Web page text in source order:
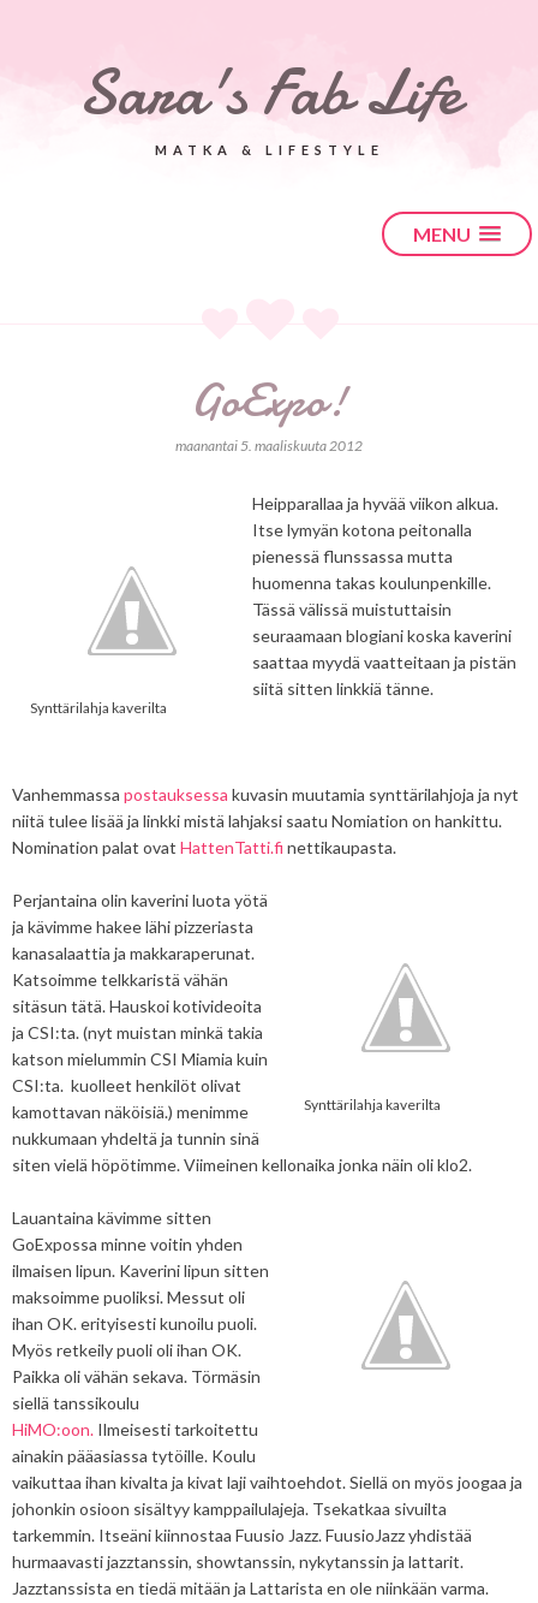
Sara's Fab Life
MATKA & LIFESTYLE
MENU
GoExpo!
maanantai 5. maaliskuuta 2012
Synttärilahja kaverilta
Heipparallaa ja hyvää viikon alkua.
Itse lymyän kotona peitonalla
pienessä flunssassa mutta
huomenna takas koulunpenkille.
Tässä välissä muistuttaisin
seuraamaan blogiani koska kaverini
saattaa myydä vaatteitaan ja pistän
siitä sitten linkkiä tänne.
Vanhemmassa postauksessa kuvasin muutamia synttärilahjoja ja nyt
niitä tulee lisää ja linkki mistä lahjaksi saatu Nomiation on hankittu.
Nomination palat ovat HattenTatti.fi nettikaupasta.
Synttärilahja kaverilta
Perjantaina olin kaverini luota yötä
ja kävimme hakee lähi pizzeriasta
kanasalaattia ja makkaraperunat.
Katsoimme telkkaristä vähän
sitäsun tätä. Hauskoi kotivideoita
ja CSI:ta. (nyt muistan minkä takia
katson mielummin CSI Miamia kuin
CSI:ta. kuolleet henkilöt olivat
kamottavan näköisiä.) menimme
nukkumaan yhdeltä ja tunnin sinä
siten vielä höpötimme. Viimeinen kellonaika jonka näin oli klo2.
Lauantaina kävimme sitten
GoExpossa minne voitin yhden
ilmaisen lipun. Kaverini lipun sitten
maksoimme puoliksi. Messut oli
ihan OK. erityisesti kunoilu puoli.
Myös retkeily puoli oli ihan OK.
Paikka oli vähän sekava. Törmäsin
siellä tanssikoulu
HiMO:oon. Ilmeisesti tarkoitettu
ainakin pääasiassa tytöille. Koulu
vaikuttaa ihan kivalta ja kivat laji vaihtoehdot. Siellä on myös joogaa ja
johonkin osioon sisältyy kamppailulajeja. Tsekatkaa sivuilta
tarkemmin. Itseäni kiinnostaa Fuusio Jazz. FuusioJazz yhdistää
hurmaavasti jazztanssin, showtanssin, nykytanssin ja lattarit.
Jazztanssista en tiedä mitään ja Lattarista en ole niinkään varma.